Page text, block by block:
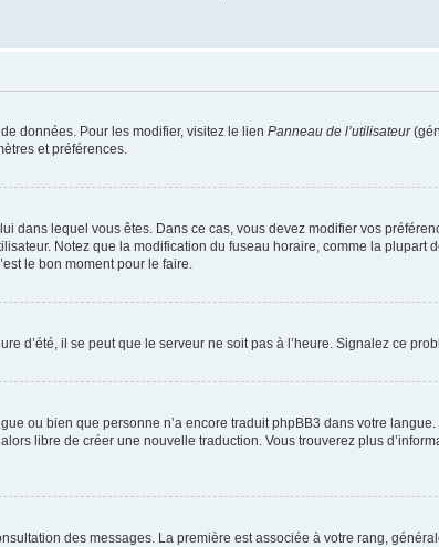
données. Pour les modifier, visitez le lien Panneau de l’utilisateur
et préférences.
dans lequel vous êtes. Dans ce cas, vous devez modifier vos
Notez que la modification du fuseau horaire, comme la plupart
le bon moment pour le faire.
d’été, il se peut que le serveur ne soit pas à l’heure. Signalez ce
ou bien que personne n’a encore traduit phpBB3 dans votre
libre de créer une nouvelle traduction. Vous trouverez plus
des messages. La première est associée à votre rang,